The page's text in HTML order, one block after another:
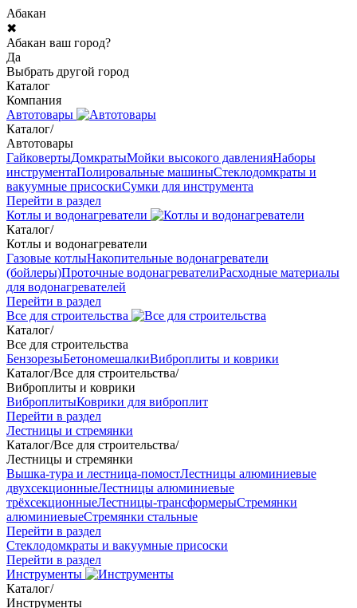
Абакан
✖
Абакан ваш город?
Да
Выбрать другой город
Каталог
Компания
Автотовары
Каталог/
Автотовары
ГайковертыДомкратыМойки высокого давленияНаборы
инструментаПолировальные машиныСтеклодомкраты и
вакуумные присоскиСумки для инструмента
Перейти в раздел
Котлы и водонагреватели
Каталог/
Котлы и водонагреватели
Газовые котлыНакопительные водонагреватели
(бойлеры)Проточные водонагревателиРасходные материалы
для водонагревателей
Перейти в раздел
Все для строительства
Каталог/
Все для строительства
БензорезыБетономешалкиВиброплиты и коврики
Каталог/Все для строительства/
Виброплиты и коврики
ВиброплитыКоврики для виброплит
Перейти в раздел
Лестницы и стремянки
Каталог/Все для строительства/
Лестницы и стремянки
Вышка-тура и лестница-помостЛестницы алюминиевые
двухсекционныеЛестницы алюминиевые
трёхсекционныеЛестницы-трансформерыСтремянки
алюминиевыеСтремянки стальные
Перейти в раздел
Стеклодомкраты и вакуумные присоски
Перейти в раздел
Инструменты
Каталог/
Инструменты